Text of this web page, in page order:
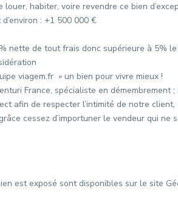
habiter, voire revendre ce bien
: +1 500 000 €
nette de tout frais donc supérieure à 5% le
viagem.fr » un bien pour vivre mieux !
France, spécialiste en démembrement ;
afin de respecter l’intimité de notre
cessez d’importuner le vendeur qui ne
est exposé sont disponibles sur le site